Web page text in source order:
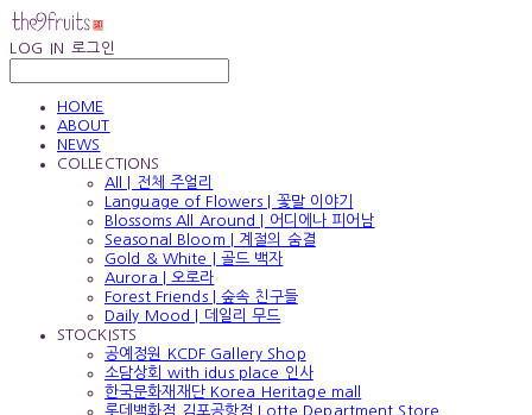
LOG IN 로그인
HOME
ABOUT
NEWS
COLLECTIONS
All | 전체 주얼리
Language of Flowers | 꽃말 이야기
Blossoms All Around | 어디에나 피어남
Seasonal Bloom | 계절의 숨결
Gold & White | 골드 백자
Aurora | 오로라
Forest Friends | 숲속 친구들
Daily Mood | 데일리 무드
STOCKISTS
공예정원 KCDF Gallery Shop
소담상회 with idus place 인사
한국문화재재단 Korea Heritage mall
롯데백화점 김포공항점 Lotte Department Store